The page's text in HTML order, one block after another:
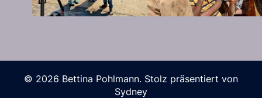
© 2026 Bettina Pohlmann. Stolz präsentiert von
Sydney